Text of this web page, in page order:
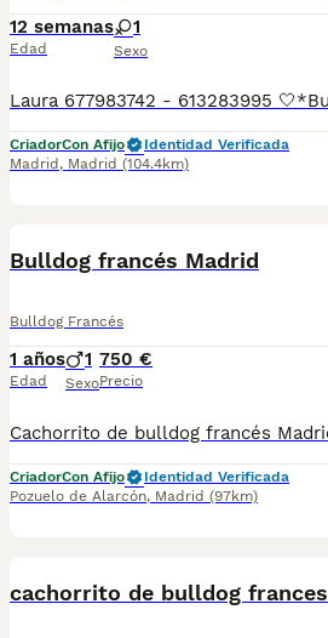
12 semanas
Edad
1
Sexo
CriadorCon Afijo
Identidad Verificada
Madrid , Madrid (104.4km)
Bulldog francés Madrid
Bulldog Francés
1 años
Edad
1
Sexo
750 €
Precio
CriadorCon Afijo
Identidad Verificada
Pozuelo de Alarcón, Madrid (97km)
cachorrito de bulldog frances